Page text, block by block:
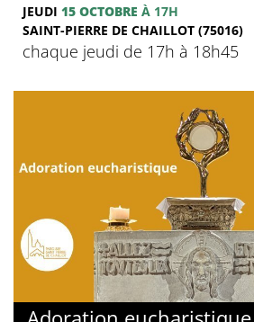
JEUDI 15 OCTOBRE À 17H
SAINT-PIERRE DE CHAILLOT (75016)
chaque jeudi de 17h à 18h45